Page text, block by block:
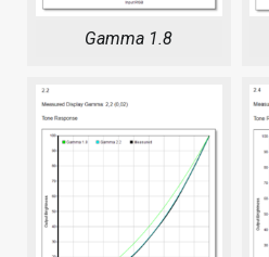
Gamma 1.8